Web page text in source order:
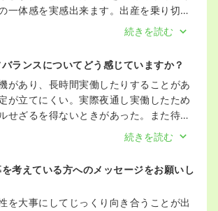
一体感を実感出来ます。出産を乗り切っ
ムーズに育児のスタートを切れます。そ
を見ることができるのもこの仕事ならで
続きを読む
ランスについてどう感じていますか？
があり、長時間実働したりすることがあ
が立てにくい。実際夜通し実働したため
せざるを得ないときがあった。また待機
して気が休まらない時がある。正直ワー
が良いとはいえない。有給や勤務希望な
続きを読む
考えている方へのメッセージをお願いし
を大事にしてじっくり向き合うことが出